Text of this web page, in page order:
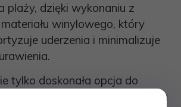
plaży, dzięki wykonaniu z
winylowego, który
uderzenia i minimalizuje
tylko doskonała opcja do
idealny towarzysz relaksu